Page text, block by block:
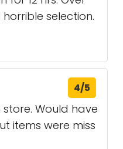
selection.
4/5
store. Would have
items were miss